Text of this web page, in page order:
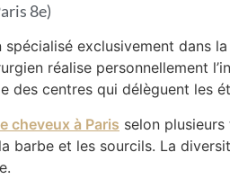
8e)
spécialisé exclusivement dans
réalise personnellement
des centres qui délèguent les
cheveux à Paris selon plusieurs
barbe et les sourcils. La